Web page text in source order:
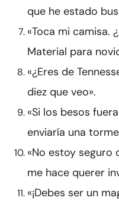
que he estado
«Toca mi camisa.
Material para
«¿Eres de
diez que veo».
«Si los besos
enviaría una
«No estoy seguro
me hace querer
«¡Debes ser un